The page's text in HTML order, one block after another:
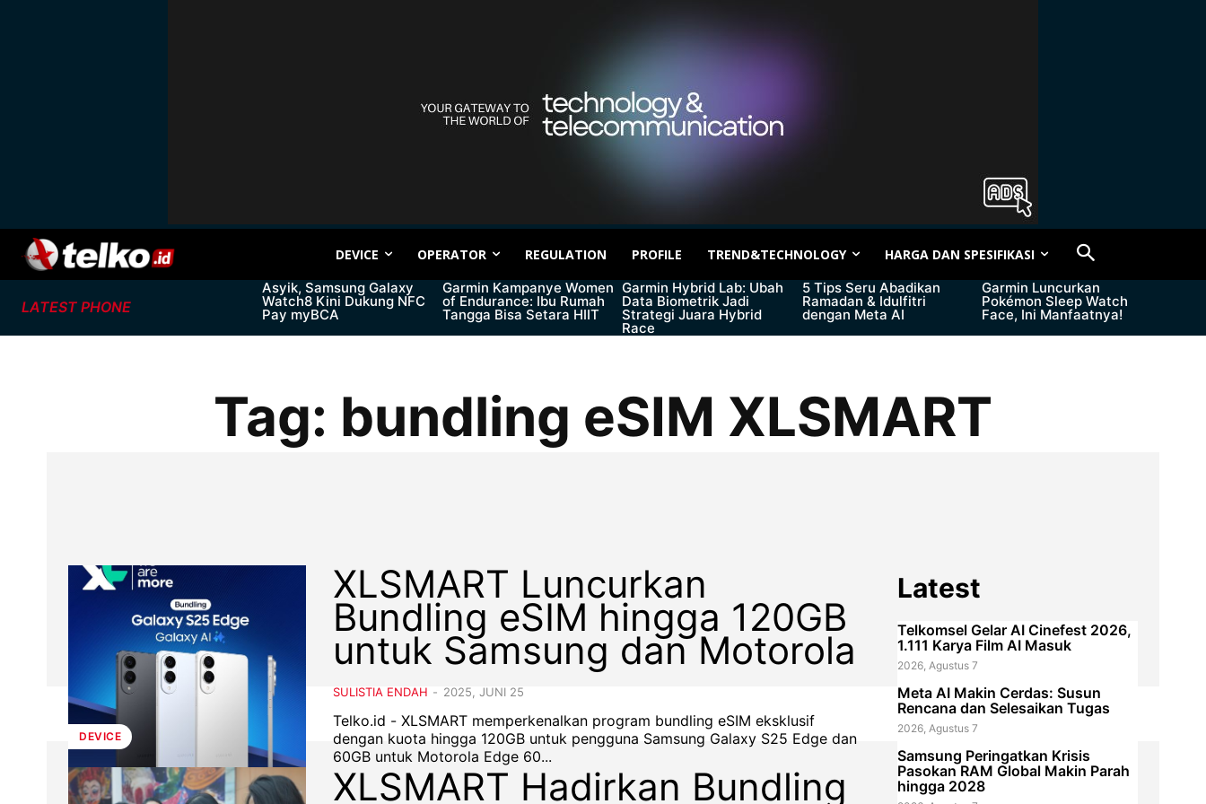
DEVICE OPERATOR REGULATION PROFILE TREND&TECHNOLOGY HARGA DAN SPESIFIKASI
LATEST PHONE
Asyik, Samsung Galaxy
Watch8 Kini Dukung NFC
Pay myBCA
Garmin Kampanye Women
of Endurance: Ibu Rumah
Tangga Bisa Setara HIIT
Garmin Hybrid Lab: Ubah
Data Biometrik Jadi
Strategi Juara Hybrid
Race
5 Tips Seru Abadikan
Ramadan & Idulfitri
dengan Meta AI
Garmin Luncurkan
Pokémon Sleep Watch
Face, Ini Manfaatnya!
Tag: bundling eSIM XLSMART
DEVICE
XLSMART Luncurkan
Bundling eSIM hingga 120GB
untuk Samsung dan Motorola
SULISTIA ENDAH - 2025, JUNI 25
Telko.id - XLSMART memperkenalkan program bundling eSIM eksklusif
dengan kuota hingga 120GB untuk pengguna Samsung Galaxy S25 Edge dan
60GB untuk Motorola Edge 60...
XLSMART Hadirkan Bundling
Latest
Telkomsel Gelar AI Cinefest 2026,
1.111 Karya Film AI Masuk
2026, Agustus 7
Meta AI Makin Cerdas: Susun
Rencana dan Selesaikan Tugas
2026, Agustus 7
Samsung Peringatkan Krisis
Pasokan RAM Global Makin Parah
hingga 2028